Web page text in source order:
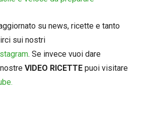
su news, ricette e tanto
sui nostri
. Se invece vuoi dare
VIDEO RICETTE puoi visitare